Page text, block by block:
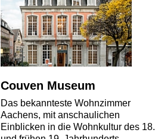
Couven Museum
Das bekannteste Wohnzimmer
Aachens, mit anschaulichen
Einblicken in die Wohnkultur des 18.